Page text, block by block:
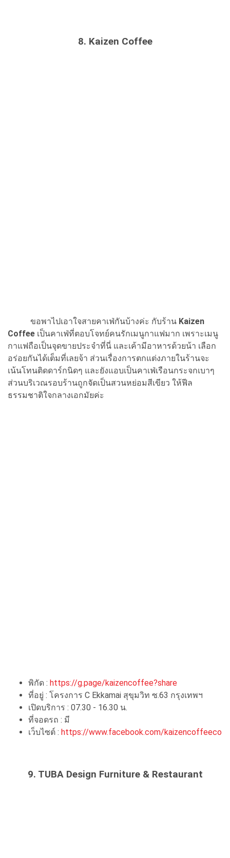
8. Kaizen Coffee
ขอพาไปเอาใจสายคาเฟ่กันบ้างค่ะ กับร้าน Kaizen
Coffee เป็นคาเฟ่ที่ตอบโจทย์คนรักเมนูกาแฟมาก เพราะเมนู
กาแฟถือเป็นจุดขายประจำที่นี่ และเค้ามีอาหารด้วยน้า เลือก
อร่อยกันได้เต็มที่เลยจ้า ส่วนเรื่องการตกแต่งภายในร้านจะ
เน้นโทนติดดาร์กนิดๆ และยังแอบเป็นคาเฟ่เรือนกระจกเบาๆ
ส่วนบริเวณรอบร้านถูกจัดเป็นสวนหย่อมสีเขียว ให้ฟีล
ธรรมชาติใจกลางเอกมัยค่ะ
พิกัด : https://g.page/kaizencoffee?share
ที่อยู่ : โครงการ C Ekkamai สุขุมวิท ซ.63 กรุงเทพฯ
เปิดบริการ : 07.30 - 16.30 น.
ที่จอดรถ : มี
เว็บไซต์ : https://www.facebook.com/kaizencoffeeco
9. TUBA Design Furniture & Restaurant